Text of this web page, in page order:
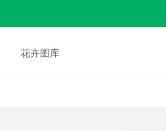
花卉图库